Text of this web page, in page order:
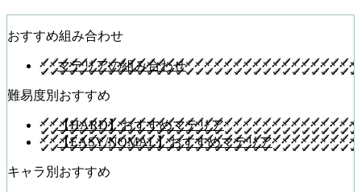
おすすめ組み合わせ
マテリアの組み合わせ
難易度別おすすめ
【HARD】おすすめマテリア
【EASY/NOMAL】おすすめマテリア
キャラ別おすすめ